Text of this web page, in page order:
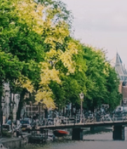
én een stijlvolle
is van alle
perfect voor het
maaltijden.
stap je zo het
je kunt genieten
uitzicht en een
De woning
comfortabele